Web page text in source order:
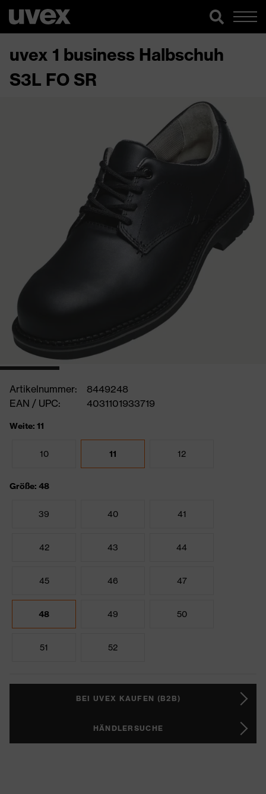
uvex 1 business Halbschuh
S3L FO SR
Artikelnummer:
8449248
EAN / UPC:
4031101933719
Weite: 11
10 11 12
Größe: 48
39 40 41
42 43 44
45 46 47
48 49 50
51 52
BEI UVEX KAUFEN (B2B)
HÄNDLERSUCHE